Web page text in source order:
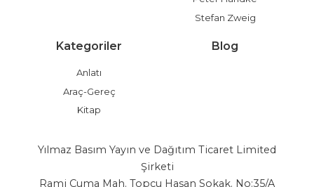
Stefan Zweig
Kategoriler
Anlatı
Araç-Gereç
Kitap
Blog
Yılmaz Basım Yayın ve Dağıtım Ticaret Limited
Şirketi
Rami Cuma Mah. Topçu Hasan Sokak. No:35/A